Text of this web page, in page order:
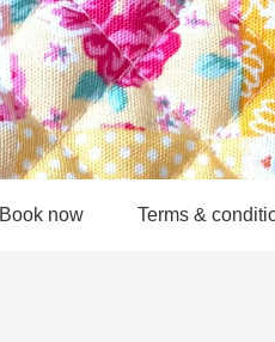
Book now Terms &